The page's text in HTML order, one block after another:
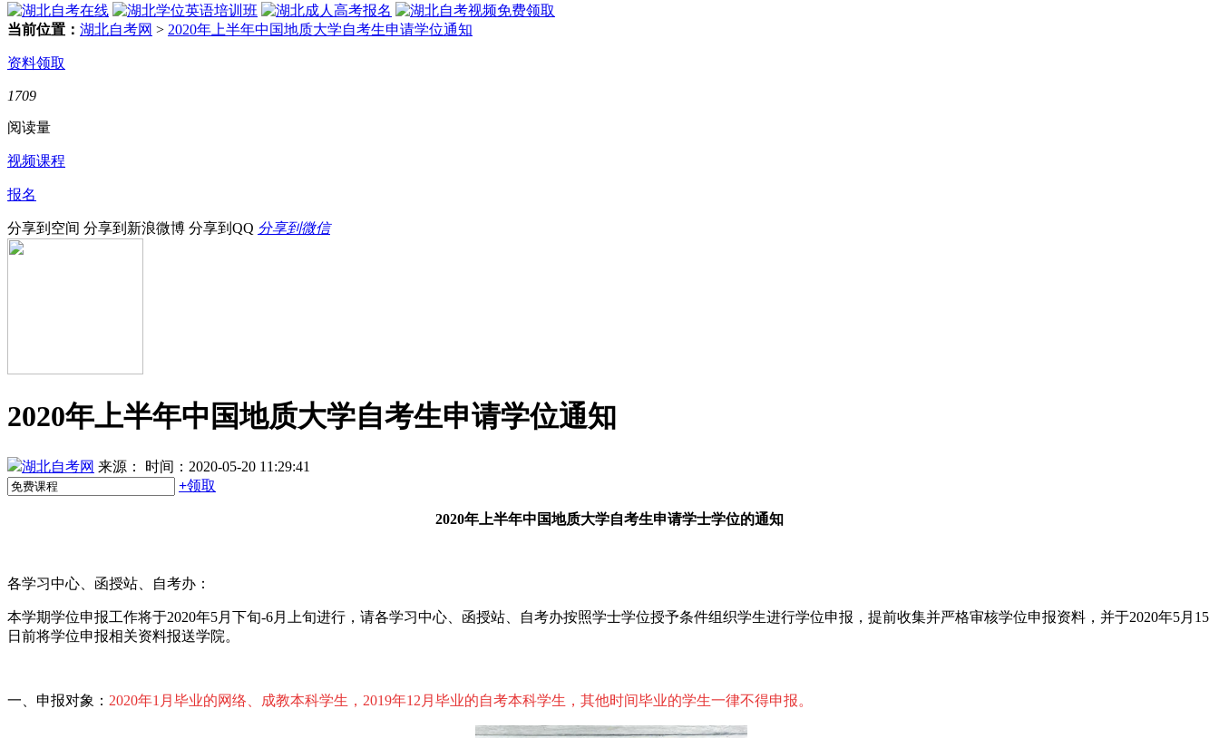
当前位置： 湖北自考网 > 2020年上半年中国地质大学自考生申请学位通知
资料领取
1709
阅读量
视频课程
报名
分享到空间 分享到新浪微博 分享到QQ 分享到微信
2020年上半年中国地质大学自考生申请学位通知
湖北自考网 来源：
时间：2020-05-20 11:29:41
+领取
2020年上半年中国地质大学自考生申请学士学位的通知
各学习中心、函授站、自考办：
本学期学位申报工作将于2020年5月下旬-6月上旬进行，请各学习中心、函授站、自考办按照学士学位授予条件组织学生进行学位申报，提前收集并严格审核学位申报资料，并于2020年5月15
日前将学位申报相关资料报送学院。
一、申报对象： 2020年1月毕业的网络、成教本科学生，2019年12月毕业的自考本科学生，其他时间毕业的学生一律不得申报。